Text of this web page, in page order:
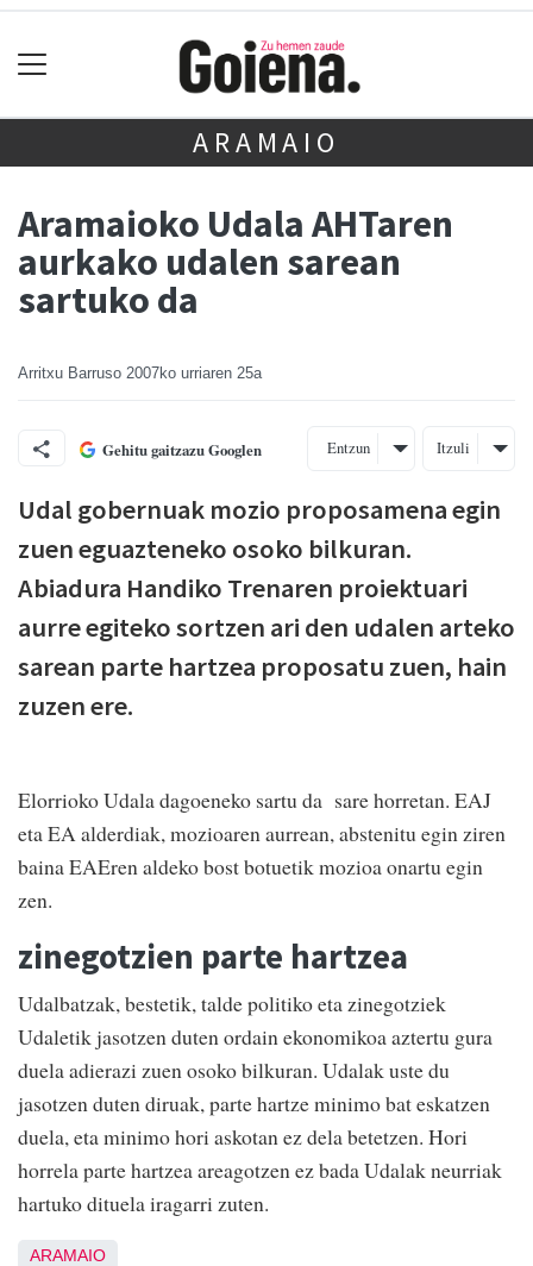
ARAMAIO
Aramaioko Udala AHTaren
aurkako udalen sarean
sartuko da
Arritxu Barruso 2007ko urriaren 25a
Gehitu gaitzazu Googlen Entzun Itzuli
Udal gobernuak mozio proposamena egin
zuen eguazteneko osoko bilkuran.
Abiadura Handiko Trenaren proiektuari
aurre egiteko sortzen ari den udalen arteko
sarean parte hartzea proposatu zuen, hain
zuzen ere.
Elorrioko Udala dagoeneko sartu da sare horretan. EAJ
eta EA alderdiak, mozioaren aurrean, abstenitu egin ziren
baina EAEren aldeko bost botuetik mozioa onartu egin
zen.
zinegotzien parte hartzea
Udalbatzak, bestetik, talde politiko eta zinegotziek
Udaletik jasotzen duten ordain ekonomikoa aztertu gura
duela adierazi zuen osoko bilkuran. Udalak uste du
jasotzen duten diruak, parte hartze minimo bat eskatzen
duela, eta minimo hori askotan ez dela betetzen. Hori
horrela parte hartzea areagotzen ez bada Udalak neurriak
hartuko dituela iragarri zuten.
ARAMAIO